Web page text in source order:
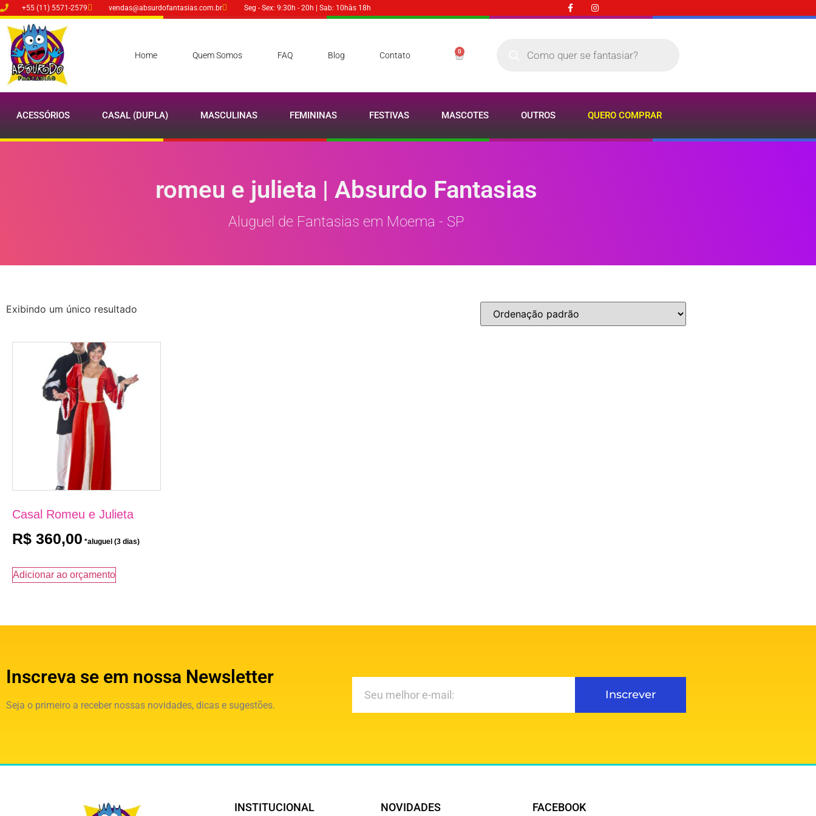
+55 (11) 5571-2579 vendas@absurdofantasias.com.br Seg - Sex: 9:30h - 20h | Sab: 10hàs 18h
Home Quem Somos FAQ Blog Contato 0
ACESSÓRIOS CASAL (DUPLA) MASCULINAS FEMININAS FESTIVAS MASCOTES OUTROS QUERO COMPRAR
romeu e julieta | Absurdo Fantasias
Aluguel de Fantasias em Moema - SP
Exibindo um único resultado
Casal Romeu e Julieta
R$ 360,00
Adicionar ao orçamento
Inscreva se em nossa Newsletter
Seja o primeiro a receber nossas novidades, dicas e sugestões.
Inscrever
INSTITUCIONAL NOVIDADES FACEBOOK